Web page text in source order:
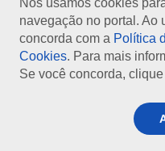
Nós usamos cookies
navegação no portal. Ao
concorda com a Política
Cookies. Para mais
Se você concorda,
Conselho Diretor
Nossa Sede
Planejamento
Organograma
Medalha João Lyra